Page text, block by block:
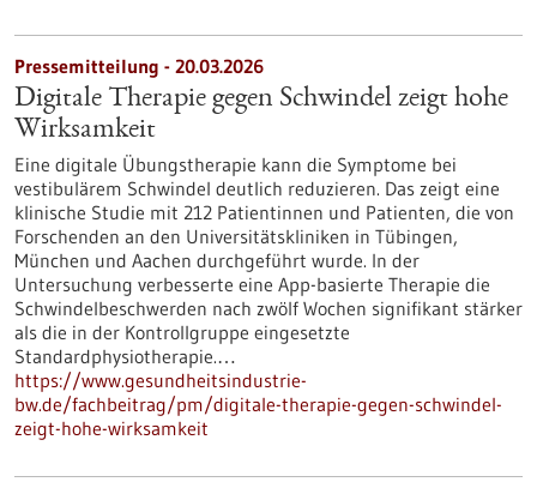
Pressemitteilung - 20.03.2026
Digitale Therapie gegen Schwindel zeigt hohe
Wirksamkeit
Eine digitale Übungstherapie kann die Symptome bei
vestibulärem Schwindel deutlich reduzieren. Das zeigt eine
klinische Studie mit 212 Patientinnen und Patienten, die von
Forschenden an den Universitätskliniken in Tübingen,
München und Aachen durchgeführt wurde. In der
Untersuchung verbesserte eine App-basierte Therapie die
Schwindelbeschwerden nach zwölf Wochen signifikant stärker
als die in der Kontrollgruppe eingesetzte
Standardphysiotherapie.…
https://www.gesundheitsindustrie-
bw.de/fachbeitrag/pm/digitale-therapie-gegen-schwindel-
zeigt-hohe-wirksamkeit